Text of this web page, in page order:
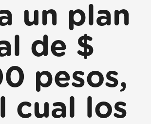
un plan
de $
pesos,
cual los